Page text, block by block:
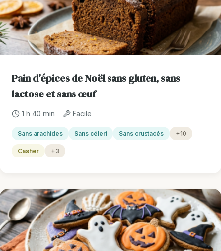
Pain d’épices de Noël sans gluten, sans
lactose et sans œuf
1 h 40 min Facile
Sans arachides Sans céleri Sans crustacés +10
Casher +3